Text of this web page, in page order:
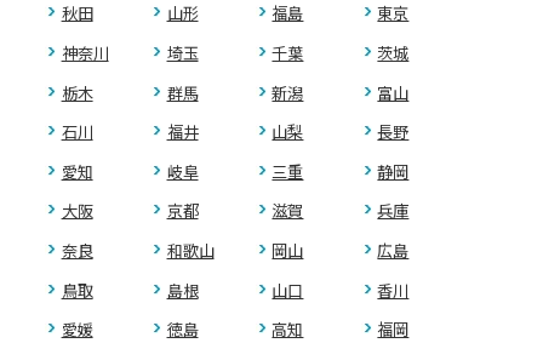
秋田
山形 福島
東京
神奈川
埼玉 千葉
茨城
栃木
群馬 新潟
富山
石川
福井 山梨
長野
愛知
岐阜 三重
静岡
大阪
京都 滋賀
兵庫
奈良
和歌山 岡山
広島
鳥取
島根 山口
香川
愛媛
徳島 高知
福岡